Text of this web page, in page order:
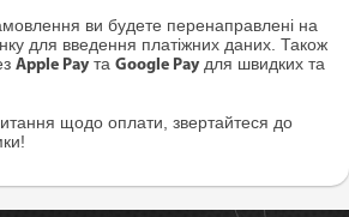
ви будете перенаправлені на
для введення платіжних даних. Також
Apple Pay та Google Pay для швидких та
щодо оплати, звертайтеся до